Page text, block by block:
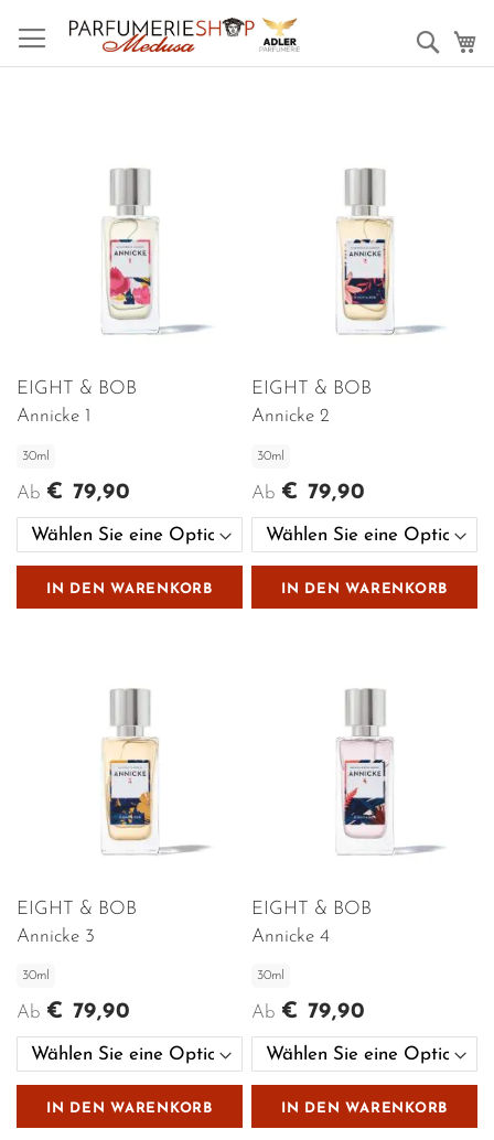
EIGHT & BOB
Annicke 1
30ml
Ab € 79,90
IN DEN WARENKORB
EIGHT & BOB
Annicke 2
30ml
Ab € 79,90
IN DEN WARENKORB
EIGHT & BOB
Annicke 3
30ml
Ab € 79,90
IN DEN WARENKORB
EIGHT & BOB
Annicke 4
30ml
Ab € 79,90
IN DEN WARENKORB